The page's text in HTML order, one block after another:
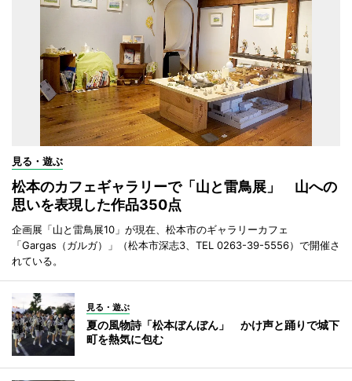
見る・遊ぶ
松本のカフェギャラリーで「山と雷鳥展」 山への
思いを表現した作品350点
企画展「山と雷鳥展10」が現在、松本市のギャラリーカフェ
「Gargas（ガルガ）」（松本市深志3、TEL 0263-39-5556）で開催さ
れている。
見る・遊ぶ
夏の風物詩「松本ぼんぼん」 かけ声と踊りで城下
町を熱気に包む